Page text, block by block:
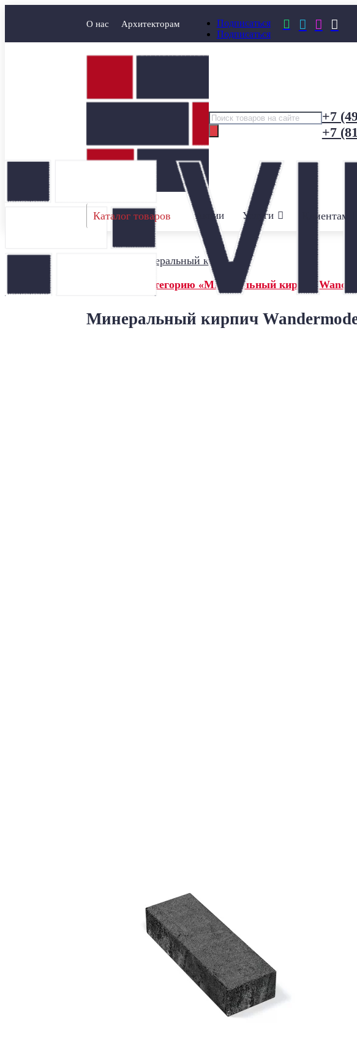
О нас Архитекторам
Подписаться
Подписаться
   
Поиск
товаров
+7
+7
Каталог товаров Акции Услуги Клиентам
Минеральный кирпич
← Назад в категорию «Минеральный кирпич
Минеральный кирпич